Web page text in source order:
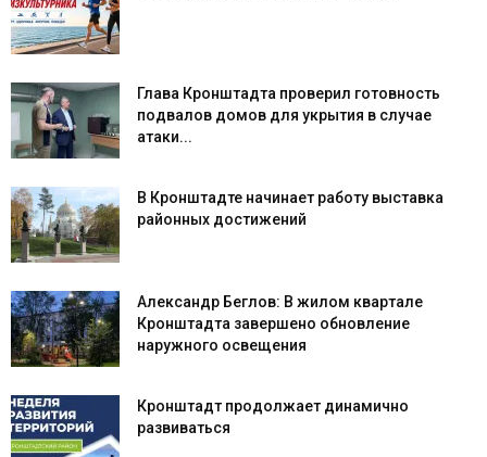
Глава Кронштадта проверил готовность
подвалов домов для укрытия в случае
атаки...
В Кронштадте начинает работу выставка
районных достижений
Александр Беглов: В жилом квартале
Кронштадта завершено обновление
наружного освещения
Кронштадт продолжает динамично
развиваться